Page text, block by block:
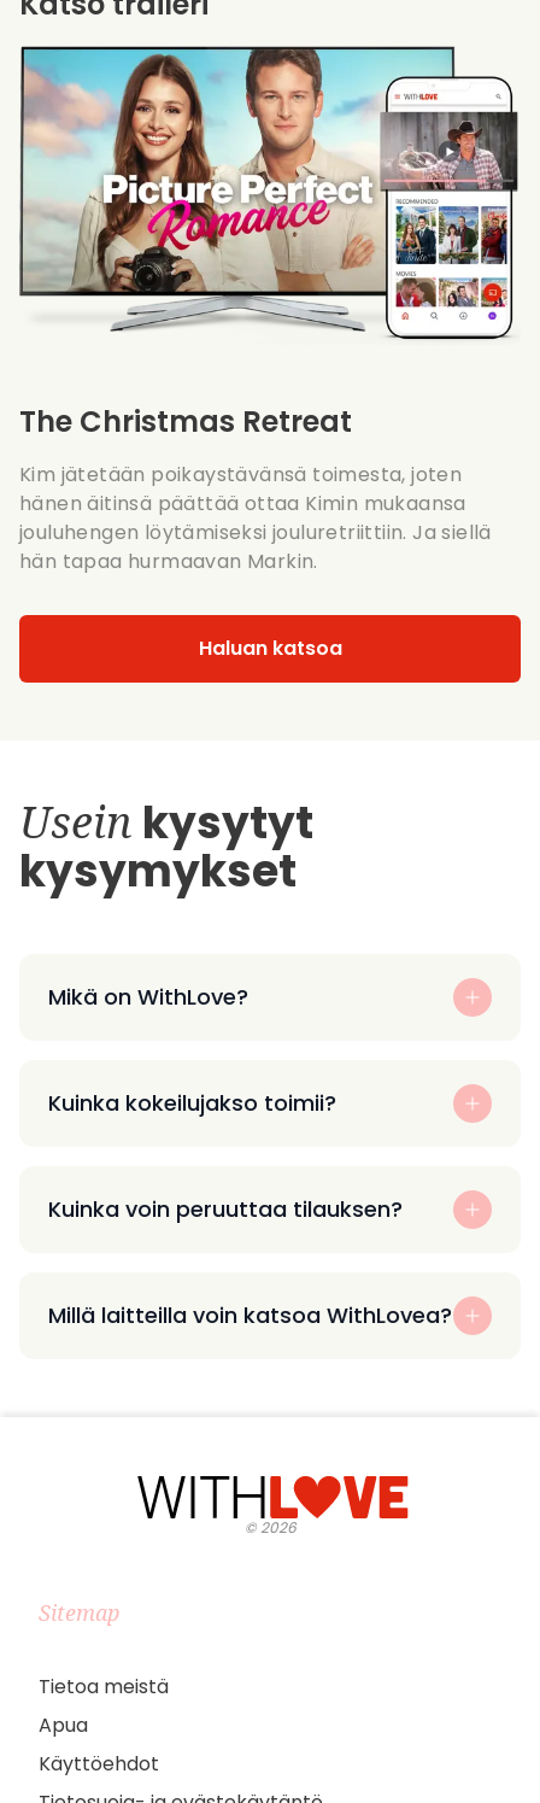
The Christmas Retreat
Kim jätetään poikaystävänsä toimesta, joten
hänen äitinsä päättää ottaa Kimin mukaansa
jouluhengen löytämiseksi jouluretriittiin. Ja siellä
hän tapaa hurmaavan Markin.
Haluan katsoa
Usein kysytyt
kysymykset
Mikä on WithLove?
Kuinka kokeilujakso toimii?
Kuinka voin peruuttaa tilauksen?
Millä laitteilla voin katsoa WithLovea?
©2026
Sitemap
Tietoa meistä
Apua
Käyttöehdot